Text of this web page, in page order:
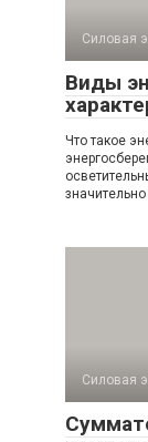
Силовая
Виды
Что такое
значительно
Силовая